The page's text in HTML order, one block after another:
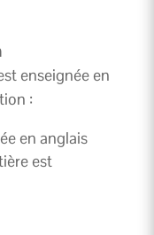
enseignée en
:
en anglais
est